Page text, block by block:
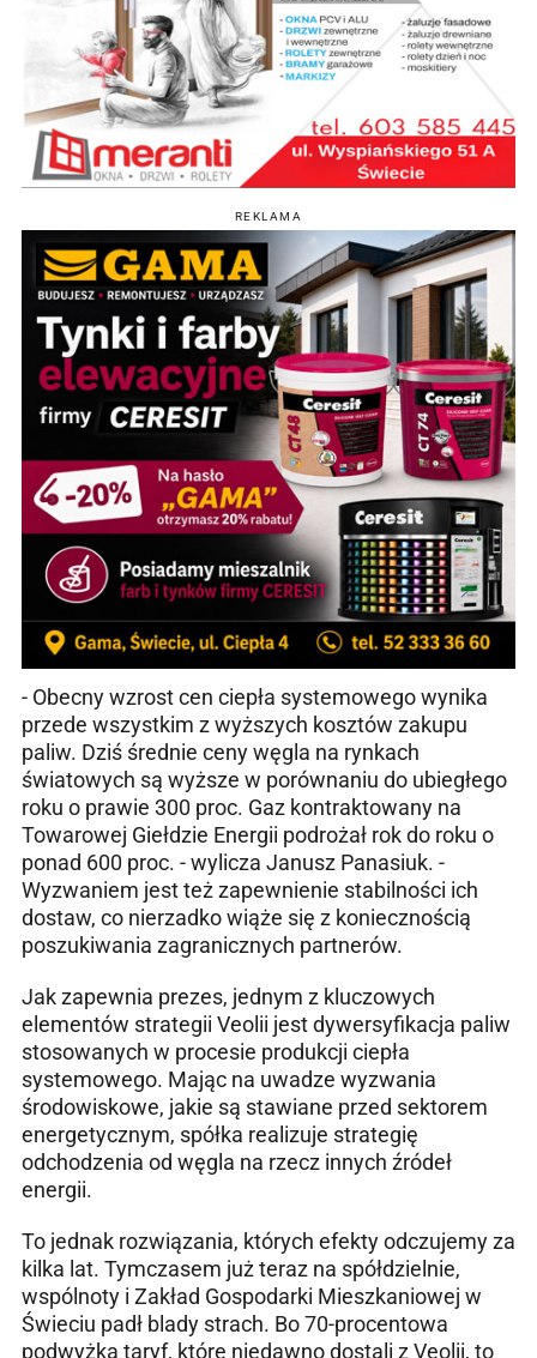
REKLAMA
- Obecny wzrost cen ciepła systemowego wynika
przede wszystkim z wyższych kosztów zakupu
paliw. Dziś średnie ceny węgla na rynkach
światowych są wyższe w porównaniu do ubiegłego
roku o prawie 300 proc. Gaz kontraktowany na
Towarowej Giełdzie Energii podrożał rok do roku o
ponad 600 proc. - wylicza Janusz Panasiuk. -
Wyzwaniem jest też zapewnienie stabilności ich
dostaw, co nierzadko wiąże się z koniecznością
poszukiwania zagranicznych partnerów.
Jak zapewnia prezes, jednym z kluczowych
elementów strategii Veolii jest dywersyfikacja paliw
stosowanych w procesie produkcji ciepła
systemowego. Mając na uwadze wyzwania
środowiskowe, jakie są stawiane przed sektorem
energetycznym, spółka realizuje strategię
odchodzenia od węgla na rzecz innych źródeł
energii.
To jednak rozwiązania, których efekty odczujemy za
kilka lat. Tymczasem już teraz na spółdzielnie,
wspólnoty i Zakład Gospodarki Mieszkaniowej w
Świeciu padł blady strach. Bo 70-procentowa
podwyżka taryf, które niedawno dostali z Veolii, to